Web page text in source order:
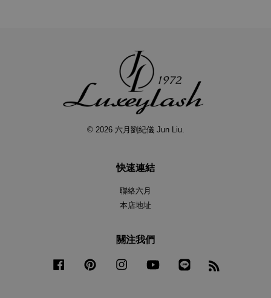
© 2026 六月劉紀儀 Jun Liu.
快速連結
聯絡六月
本店地址
關注我們
Facebook Pinterest Instagram YouTube